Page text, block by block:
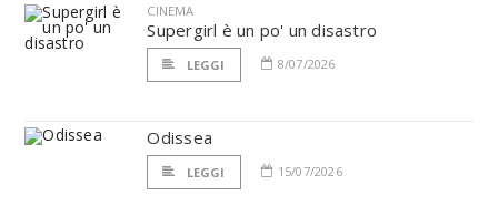
CINEMA
Supergirl è un po' un disastro
LEGGI 8/07/2026
Odissea
LEGGI 15/07/2026